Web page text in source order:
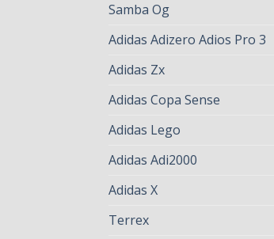
Samba Og
Adidas Adizero Adios Pro 3
Adidas Zx
Adidas Copa Sense
Adidas Lego
Adidas Adi2000
Adidas X
Terrex